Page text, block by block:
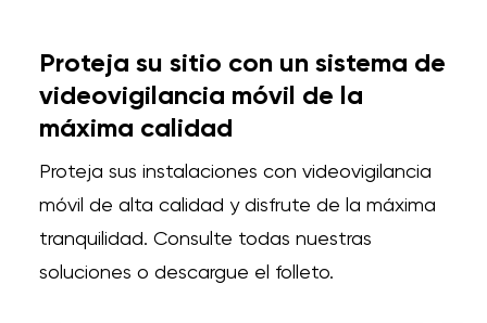
Proteja su sitio con un sistema de
videovigilancia móvil de la
máxima calidad
Proteja sus instalaciones con videovigilancia
móvil de alta calidad y disfrute de la máxima
tranquilidad. Consulte todas nuestras
soluciones o descargue el folleto.